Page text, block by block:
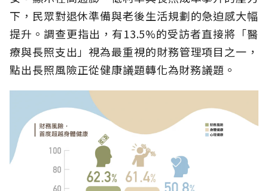
下，民眾對退休準備與老後生活規劃的急迫感大幅
提升。調查更指出，有13.5%的受訪者直接將「醫
療與長照支出」視為最重視的財務管理項目之一，
點出長照風險正從健康議題轉化為財務議題。